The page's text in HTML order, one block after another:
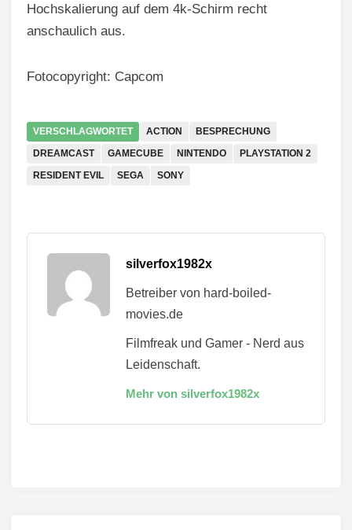
Hochskalierung auf dem 4k-Schirm recht
anschaulich aus.
Fotocopyright: Capcom
VERSCHLAGWORTET ACTION
BESPRECHUNG
DREAMCAST
GAMECUBE NINTENDO
PLAYSTATION 2
RESIDENT EVIL
SEGA SONY
silverfox1982x
Betreiber von hard-boiled-
movies.de
Filmfreak und Gamer - Nerd aus
Leidenschaft.
Mehr von silverfox1982x